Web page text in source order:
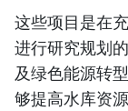
这些项目是在
进行研究规划
及绿色能源转
够提高水库资